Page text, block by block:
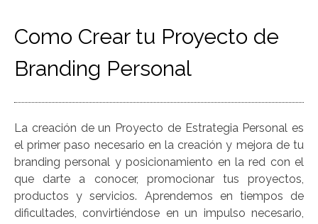
Como Crear tu Proyecto de
Branding Personal
La creación de un Proyecto de Estrategia Personal es
el primer paso necesario en la creación y mejora de tu
branding personal y posicionamiento en la red con el
que darte a conocer, promocionar tus proyectos,
productos y servicios. Aprendemos en tiempos de
dificultades, convirtiéndose en un impulso necesario,